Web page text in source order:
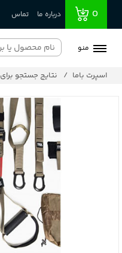
0 درباره ما تماس
منو
اسپرت باما نتایج جستجو برای trx